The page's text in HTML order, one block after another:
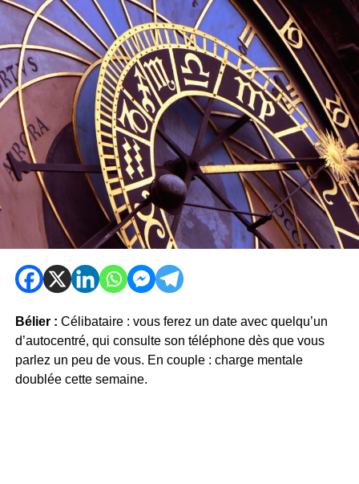
Bélier : Célibataire : vous ferez un date avec quelqu’un
d’autocentré, qui consulte son téléphone dès que vous
parlez un peu de vous. En couple : charge mentale
doublée cette semaine.